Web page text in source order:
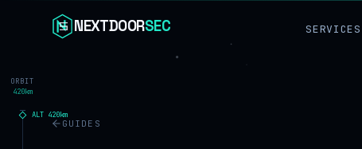
ORBIT
420km
ALT 420km
NEXTDOORSEC SERVICES
GUIDES